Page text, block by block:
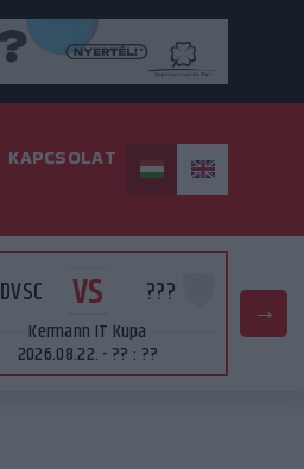
KAPCSOLAT
DVSC VS ???
Kermann IT Kupa
2026.08.22. - ?? : ??